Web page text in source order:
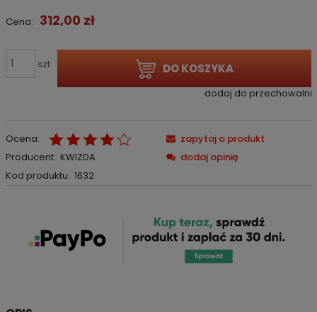
Cena: 312,00 zł
szt DO KOSZYKA
dodaj do przechowalni
Ocena:
Producent: KWIZDA
Kod produktu: 1632
zapytaj o produkt
dodaj opinię